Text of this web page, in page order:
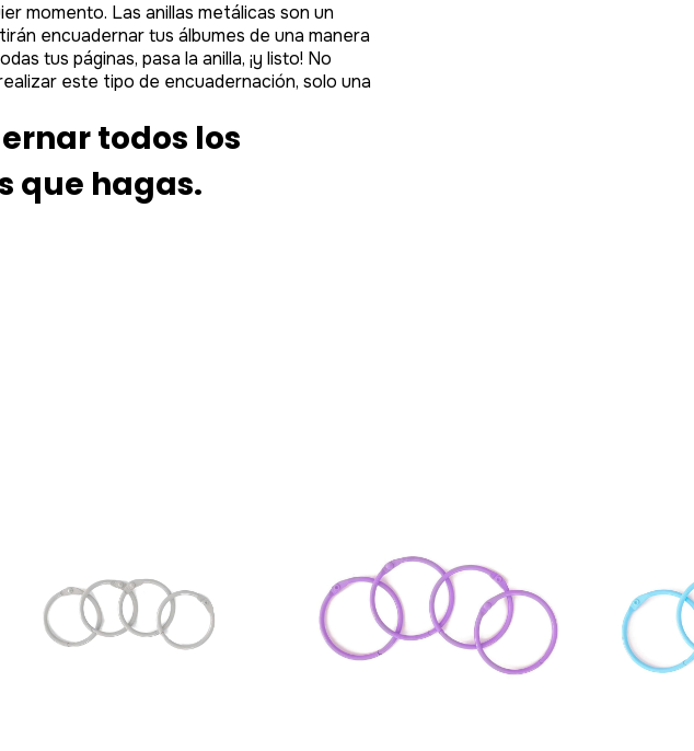
momento. Las anillas metálicas son un
encuadernar tus álbumes de una manera
tus páginas, pasa la anilla, ¡y listo! No
este tipo de encuadernación, solo una
todos los
que hagas.